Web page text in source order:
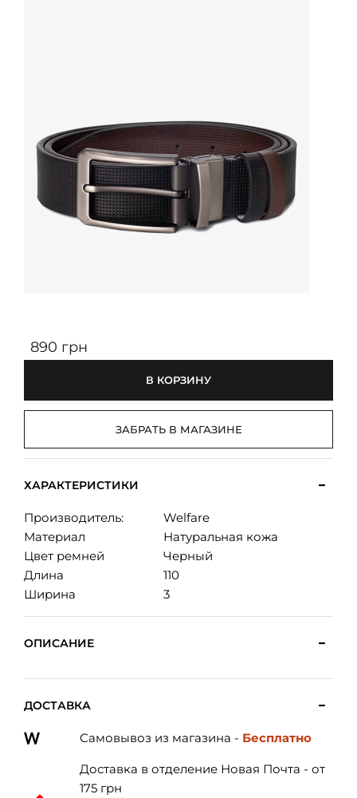
890 грн
В КОРЗИНУ
ЗАБРАТЬ В МАГАЗИНЕ
ХАРАКТЕРИСТИКИ
Производитель:
Welfare
Материал
Натуральная кожа
Цвет ремней
Черный
Длина
110
Ширина
3
ОПИСАНИЕ
ДОСТАВКА
Самовывоз из магазина - Бесплатно
Доставка в отделение Новая Почта - от
175 грн